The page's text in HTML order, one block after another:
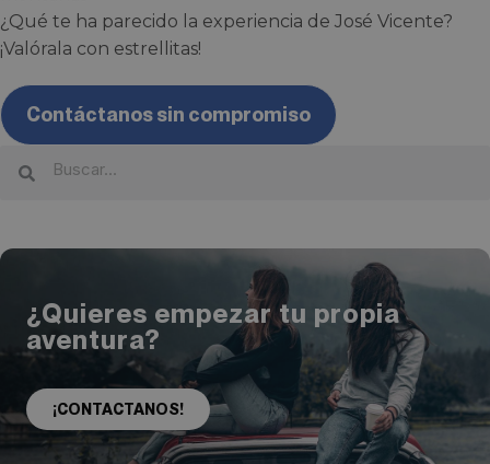
¿Qué te ha parecido la experiencia de José Vicente?
¡Valórala con estrellitas!
Contáctanos sin compromiso
¿Quieres empezar tu propia
aventura?
¡CONTACTANOS!